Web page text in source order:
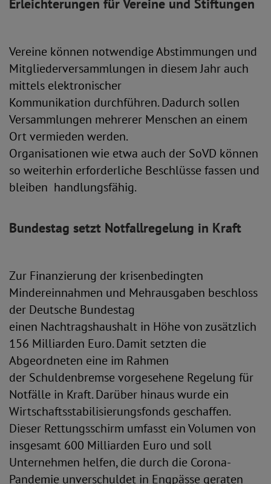
Erleichterungen für Vereine und Stiftungen
Vereine können notwendige Abstimmungen und
Mitgliederversammlungen in diesem Jahr auch
mittels elektronischer
Kommunikation durchführen. Dadurch sollen
Versammlungen mehrerer Menschen an einem
Ort vermieden werden.
Organisationen wie etwa auch der SoVD können
so weiterhin erforderliche Beschlüsse fassen und
bleiben handlungsfähig.
Bundestag setzt Notfallregelung in Kraft
Zur Finanzierung der krisenbedingten
Mindereinnahmen und Mehrausgaben beschloss
der Deutsche Bundestag
einen Nachtragshaushalt in Höhe von zusätzlich
156 Milliarden Euro. Damit setzten die
Abgeordneten eine im Rahmen
der Schuldenbremse vorgesehene Regelung für
Notfälle in Kraft. Darüber hinaus wurde ein
Wirtschaftsstabilisierungsfonds geschaffen.
Dieser Rettungsschirm umfasst ein Volumen von
insgesamt 600 Milliarden Euro und soll
Unternehmen helfen, die durch die Corona-
Pandemie unverschuldet in Engpässe geraten